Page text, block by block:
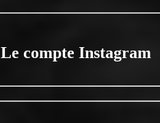
Le compte Instagram